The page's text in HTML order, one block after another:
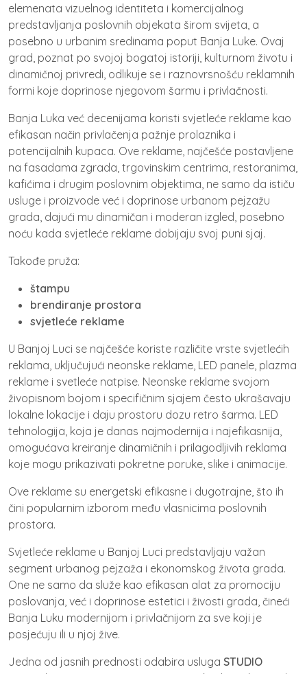
elemenata vizuelnog identiteta i komercijalnog
predstavljanja poslovnih objekata širom svijeta, a
posebno u urbanim sredinama poput Banja Luke. Ovaj
grad, poznat po svojoj bogatoj istoriji, kulturnom životu i
dinamičnoj privredi, odlikuje se i raznovrsnošću reklamnih
formi koje doprinose njegovom šarmu i privlačnosti.
Banja Luka već decenijama koristi svjetleće reklame kao
efikasan način privlačenja pažnje prolaznika i
potencijalnih kupaca. Ove reklame, najčešće postavljene
na fasadama zgrada, trgovinskim centrima, restoranima,
kafićima i drugim poslovnim objektima, ne samo da ističu
usluge i proizvode već i doprinose urbanom pejzažu
grada, dajući mu dinamičan i moderan izgled, posebno
noću kada svjetleće reklame dobijaju svoj puni sjaj.
Takođe pruža:
štampu
brendiranje prostora
svjetleće reklame
U Banjoj Luci se najčešće koriste različite vrste svjetlećih
reklama, uključujući neonske reklame, LED panele, plazma
reklame i svetleće natpise. Neonske reklame svojom
živopisnom bojom i specifičnim sjajem često ukrašavaju
lokalne lokacije i daju prostoru dozu retro šarma. LED
tehnologija, koja je danas najmodernija i najefikasnija,
omogućava kreiranje dinamičnih i prilagodljivih reklama
koje mogu prikazivati pokretne poruke, slike i animacije.
Ove reklame su energetski efikasne i dugotrajne, što ih
čini popularnim izborom među vlasnicima poslovnih
prostora.
Svjetleće reklame u Banjoj Luci predstavljaju važan
segment urbanog pejzaža i ekonomskog života grada.
One ne samo da služe kao efikasan alat za promociju
poslovanja, već i doprinose estetici i živosti grada, čineći
Banja Luku modernijom i privlačnijom za sve koji je
posjećuju ili u njoj žive.
Jedna od jasnih prednosti odabira usluga STUDIO